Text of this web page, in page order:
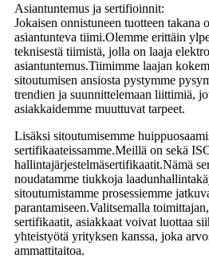
Asiantuntemus ja sertifioinnit:
Jokaisen onnistuneen tuotteen takana
asiantunteva tiimi.Olemme erittäin
teknisestä tiimistä, jolla on laaja
asiantuntemus.Tiimimme laajan
sitoutumisen ansiosta pystymme
trendien ja suunnittelemaan liittimiä,
asiakkaidemme muuttuvat tarpeet.
Lisäksi sitoutumisemme
sertifikaateissamme.Meillä on sekä
hallintajärjestelmäsertifikaatit.Nämä
noudatamme tiukkoja
sitoutumistamme prosessiemme
parantamiseen.Valitsemalla
sertifikaatit, asiakkaat voivat luottaa
yhteistyötä yrityksen kanssa, joka
ammattitaitoa.